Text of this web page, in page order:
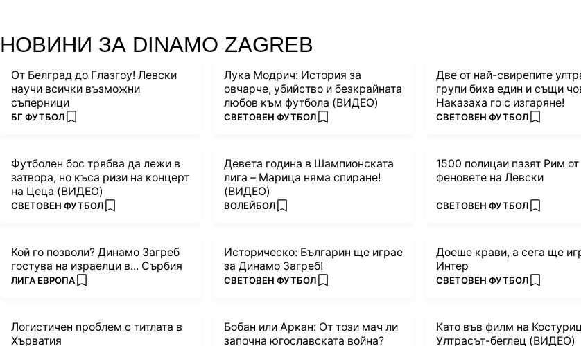
НОВИНИ ЗА DINAMO ZAGREB
От Белград до Глазгоу! Левски
научи всички възможни
съперници
ПОВЕЧЕ ОТ
БГ ФУТБОЛ add favorites
Лука Модрич: История за
овчарче, убийство и безкрайната
любов към футбола (ВИДЕО)
ПОВЕЧЕ ОТ
СВЕТОВЕН ФУТБОЛ add favorites
Две от най-свирепите
групи биха един и същи
Наказаха го с изгаряне!
ПОВЕЧЕ ОТ
СВЕТОВЕН ФУТБОЛ add
Футболен бос трябва да лежи в
затвора, но къса ризи на концерт
на Цеца (ВИДЕО)
ПОВЕЧЕ ОТ
СВЕТОВЕН ФУТБОЛ add favorites
Девета година в Шампионската
лига – Марица няма спиране!
(ВИДЕО)
ПОВЕЧЕ ОТ
ВОЛЕЙБОЛ add favorites
1500 полицаи пазят Рим от
феновете на Левски
ПОВЕЧЕ ОТ
СВЕТОВЕН ФУТБОЛ add
Кой го позволи? Динамо Загреб
гостува на израелци в... Сърбия
ПОВЕЧЕ ОТ
ЛИГА ЕВРОПА add favorites
Историческо: Българин ще играе
за Динамо Загреб!
ПОВЕЧЕ ОТ
СВЕТОВЕН ФУТБОЛ add favorites
Доеше крави, а сега ще
Интер
ПОВЕЧЕ ОТ
СВЕТОВЕН ФУТБОЛ add
Логистичен проблем с титлата в
Хърватия
Бобан или Аркан: От този мач ли
започна югославската война?
Като във филм на
Ултрасът-беглец (ВИДЕО)